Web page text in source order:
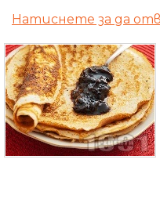
Натиснете за да